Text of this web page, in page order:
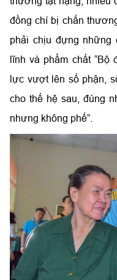
đồng chí bị chấn
phải chịu đựng những
lĩnh và phẩm chất “Bộ
lực vượt lên số phận,
cho thế hệ sau, đúng
nhưng không phế”.